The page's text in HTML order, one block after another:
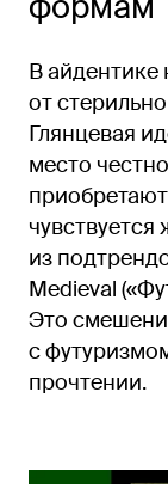
В айдентике
от
Глянцевая
место
из
Medieval
Это
с
прочтении.